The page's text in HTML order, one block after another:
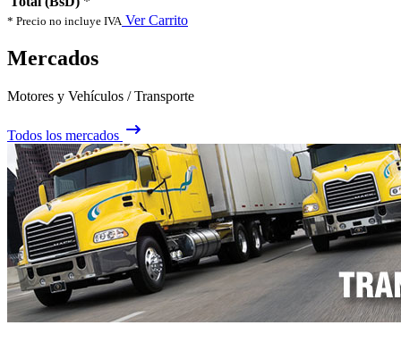
* Precio no incluye IVA Ver Carrito
Mercados
Motores y Vehículos / Transporte
Todos los mercados